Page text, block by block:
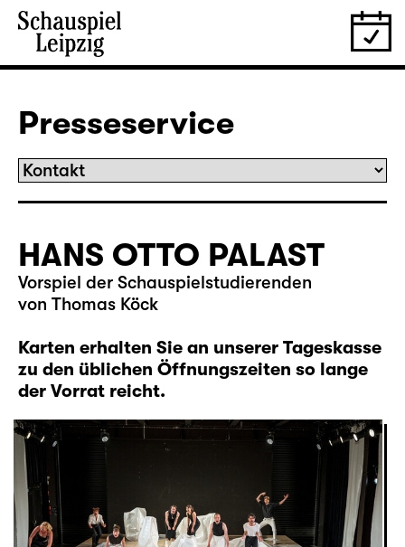
Presseservice
HANS OTTO PALAST
Vorspiel der Schauspielstudierenden
von Thomas Köck
Karten erhalten Sie an unserer Tageskasse
zu den üblichen Öffnungszeiten so lange
der Vorrat reicht.